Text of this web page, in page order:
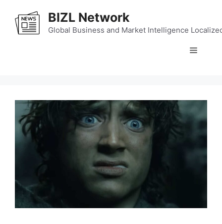
content
BIZL Network
Global Business and Market Intelligence
Menu